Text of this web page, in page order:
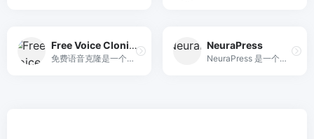
Free Voice Cloning
免费语音克隆是一个100%免费的在线工具，能够在5秒内生成逼真的AI语音克隆，支持多种语言，适用于个人和商业用途。
NeuraPress
NeuraPress 是一个将 Markdown 内容一键转换为微信公众号可用格式的工具，特别优化了代码展示，让内容创作更高效。